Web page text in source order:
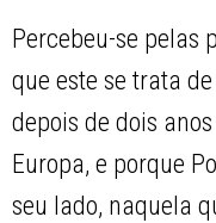
Percebeu-se pelas
que este se trata
depois de dois
Europa, e porque
seu lado, naquela